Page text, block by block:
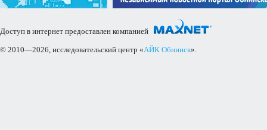
Доступ в интернет предоставлен компанией
© 2010—2026, исследовательский центр «АЙК Обнинск».